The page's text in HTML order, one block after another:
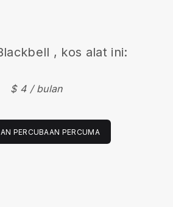
, kos alat ini:
$ 4 / bulan
PERCUBAAN PERCUMA